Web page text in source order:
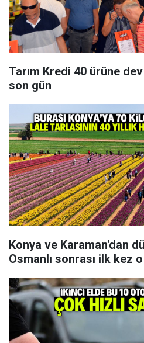
Tarım Kredi 40 ürüne
son gün
Konya ve Karaman'dan
Osmanlı sonrası ilk kez